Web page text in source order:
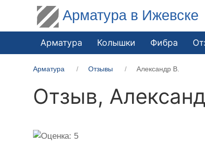
Арматура в Ижевске
Арматура Колышки Фибра
Арматура Отзывы Александр В.
Отзыв,